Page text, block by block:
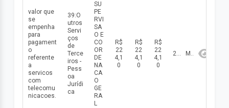
valor que
se
empenha
para
pagament
o
referente
a
servicos
com
telecomu
nicacoes.
39:O
utros
Servi
ços
de
Terce
iros -
Pess
oa
Jurídi
ca
SU
PE
RVI
SA
O E
CO
OR
DE
NA
CA
O
GE
RA
L
R$
22
4,1
0
R$
22
4,1
0
R$
22
4,1
0
2026 Maio